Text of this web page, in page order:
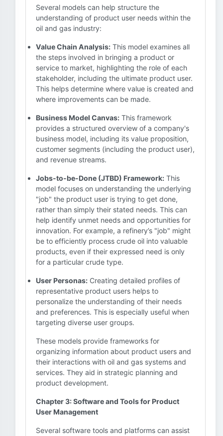
Several models can help structure the
understanding of product user needs within the
oil and gas industry:
Value Chain Analysis: This model examines all
the steps involved in bringing a product or
service to market, highlighting the role of each
stakeholder, including the ultimate product user.
This helps determine where value is created and
where improvements can be made.
Business Model Canvas: This framework
provides a structured overview of a company's
business model, including its value proposition,
customer segments (including the product user),
and revenue streams.
Jobs-to-be-Done (JTBD) Framework: This
model focuses on understanding the underlying
"job" the product user is trying to get done,
rather than simply their stated needs. This can
help identify unmet needs and opportunities for
innovation. For example, a refinery’s "job" might
be to efficiently process crude oil into valuable
products, even if their expressed need is only
for a particular crude type.
User Personas: Creating detailed profiles of
representative product users helps to
personalize the understanding of their needs
and preferences. This is especially useful when
targeting diverse user groups.
These models provide frameworks for
organizing information about product users and
their interactions with oil and gas systems and
services. They aid in strategic planning and
product development.
Chapter 3: Software and Tools for Product
User Management
Several software tools and platforms can assist